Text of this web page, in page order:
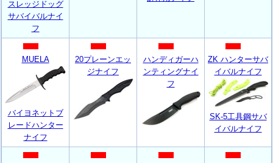
スレッジドッグ
サバイバルナイ
フ
MUELA
バイヨネットブ
レードハンター
ナイフ
20プレーンエッ
ジナイフ
ハンディガーハ
ンティングナイ
フ
ZK ハンターサバ
イバルナイフ
SK-5工具鋼サバ
イバルナイフ